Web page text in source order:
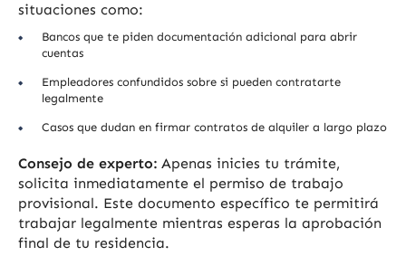
situaciones como:
Bancos que te piden documentación adicional para abrir
cuentas
Empleadores confundidos sobre si pueden contratarte
legalmente
Casos que dudan en firmar contratos de alquiler a largo plazo
Consejo de experto: Apenas inicies tu trámite,
solicita inmediatamente el permiso de trabajo
provisional. Este documento específico te permitirá
trabajar legalmente mientras esperas la aprobación
final de tu residencia.